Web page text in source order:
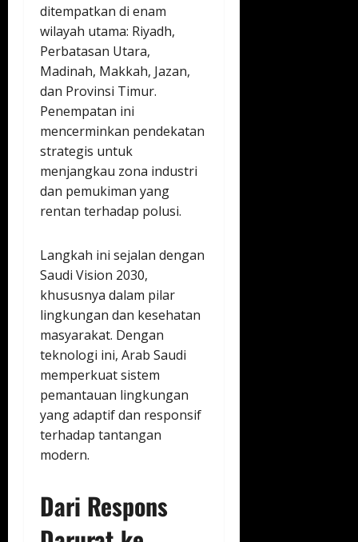
ditempatkan di enam
wilayah utama: Riyadh,
Perbatasan Utara,
Madinah, Makkah, Jazan,
dan Provinsi Timur.
Penempatan ini
mencerminkan pendekatan
strategis untuk
menjangkau zona industri
dan pemukiman yang
rentan terhadap polusi.
Langkah ini sejalan dengan
Saudi Vision 2030,
khususnya dalam pilar
lingkungan dan kesehatan
masyarakat. Dengan
teknologi ini, Arab Saudi
memperkuat sistem
pemantauan lingkungan
yang adaptif dan responsif
terhadap tantangan
modern.
Dari Respons